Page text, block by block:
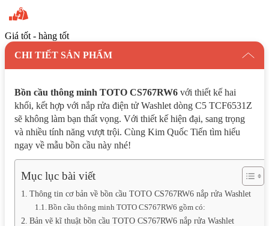
Giá tốt - hàng tốt
CHI TIẾT SẢN PHẨM
Bồn cầu thông minh TOTO CS767RW6 với thiết kế hai
khối, kết hợp với nắp rửa điện tử Washlet dòng C5 TCF6531Z
sẽ không làm bạn thất vọng. Với thiết kế hiện đại, sang trọng
và nhiều tính năng vượt trội. Cùng Kim Quốc Tiến tìm hiểu
ngay về mẫu bồn cầu này nhé!
Mục lục bài viết
Thông tin cơ bản về bồn cầu TOTO CS767RW6 nắp rửa Washlet
Bồn cầu thông minh TOTO CS767RW6 gồm có:
Bản vẽ kĩ thuật bồn cầu TOTO CS767RW6 nắp rửa Washlet